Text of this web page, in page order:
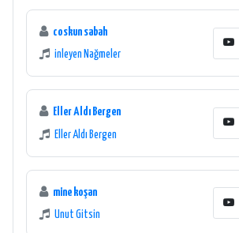
coskun sabah
inleyen Nağmeler
Eller Aldı Bergen
Eller Aldı Bergen
mine koşan
Unut Gitsin